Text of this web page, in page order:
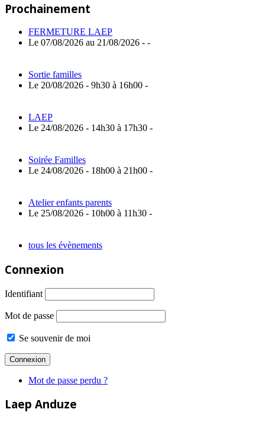
l’article
Prochainement
FERMETURE LAEP
Le 07/08/2026 au 21/08/2026 - -
Sortie familles
Le 20/08/2026 - 9h30 à 16h00 -
LAEP
Le 24/08/2026 - 14h30 à 17h30 -
Soirée Familles
Le 24/08/2026 - 18h00 à 21h00 -
Atelier enfants parents
Le 25/08/2026 - 10h00 à 11h30 -
tous les évènements
Connexion
Identifiant
Mot de passe
Se souvenir de moi
Mot de passe perdu ?
Laep Anduze